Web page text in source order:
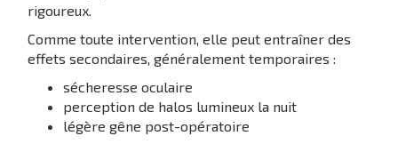
rigoureux.
Comme toute intervention, elle peut entraîner des
effets secondaires, généralement temporaires :
sécheresse oculaire
perception de halos lumineux la nuit
légère gêne post-opératoire